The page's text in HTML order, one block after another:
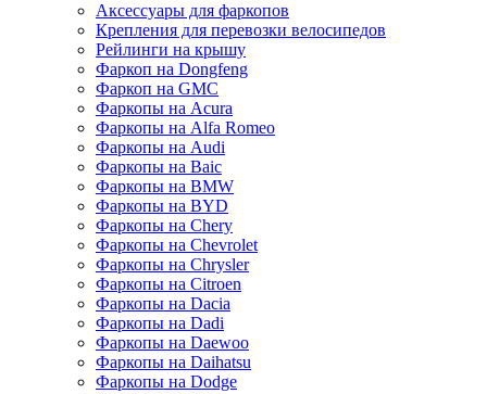
Аксессуары для фаркопов
Крепления для перевозки велосипедов
Рейлинги на крышу
Фаркоп на Dongfeng
Фаркоп на GMC
Фаркопы на Acura
Фаркопы на Alfa Romeo
Фаркопы на Audi
Фаркопы на Baic
Фаркопы на BMW
Фаркопы на BYD
Фаркопы на Chery
Фаркопы на Chevrolet
Фаркопы на Chrysler
Фаркопы на Citroen
Фаркопы на Dacia
Фаркопы на Dadi
Фаркопы на Daewoo
Фаркопы на Daihatsu
Фаркопы на Dodge